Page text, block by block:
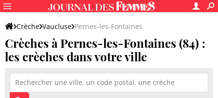
Crèche Vaucluse Pernes-les-Fontaines
Crèches à Pernes-les-Fontaines (84) :
les crèches dans votre ville